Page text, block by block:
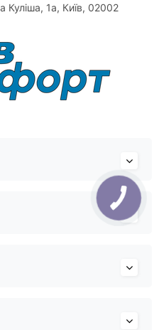
Куліша, 1а, Київ, 02002